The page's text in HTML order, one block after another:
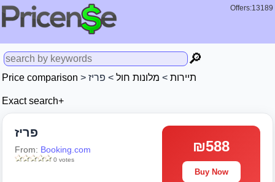
Offers:13189
🔎
Price comparison > תיירות > מלונות חול > פריז
Exact search+
פריז
From: Booking.com
0 votes
₪588
Buy Now